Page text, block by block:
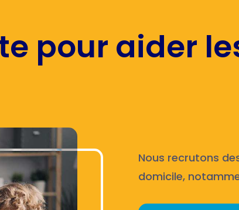
pour aider
Nous recrutons
domicile,